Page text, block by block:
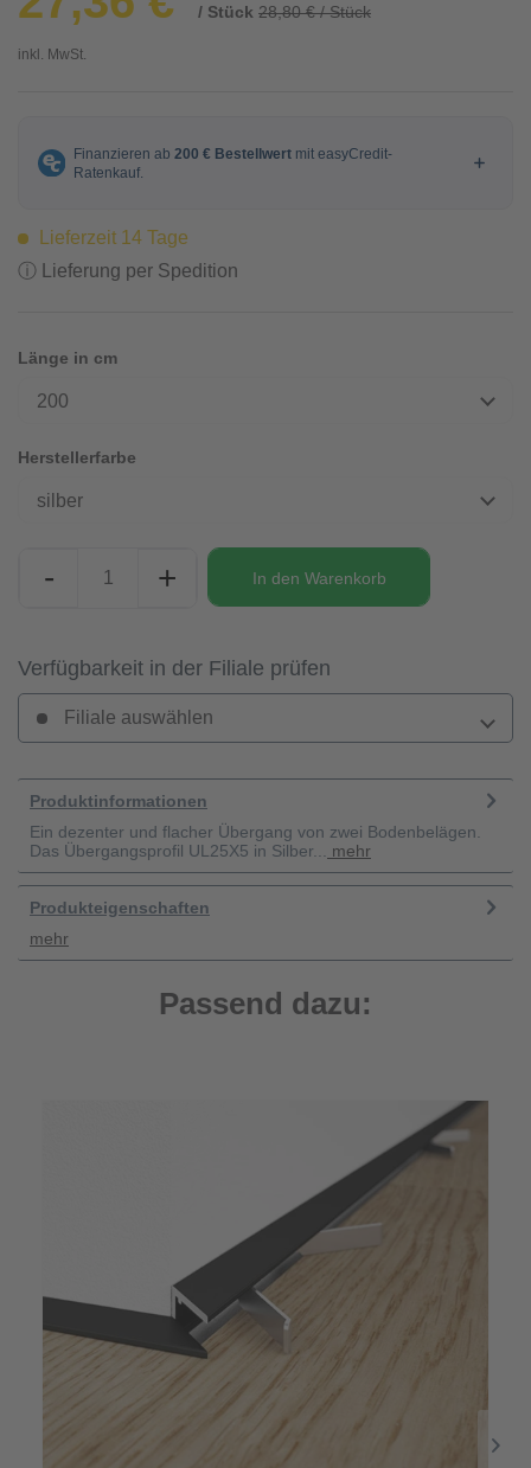
/ Stück 28,80 € / Stück
inkl. MwSt.
Lieferzeit 14 Tage
ⓘ Lieferung per Spedition
Länge in cm
200
Herstellerfarbe
silber
- + In den Warenkorb
Verfügbarkeit in der Filiale prüfen
Filiale auswählen
Produktinformationen
Ein dezenter und flacher Übergang von zwei Bodenbelägen.
Das Übergangsprofil UL25X5 in Silber...
mehr
Produkteigenschaften
mehr
Passend dazu: